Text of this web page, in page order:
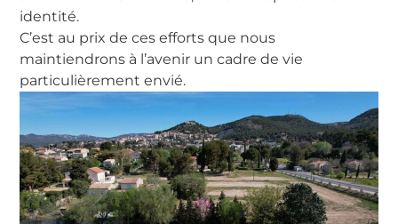
identité.
C’est au prix de ces efforts que nous
maintiendrons à l’avenir un cadre de vie
particulièrement envié.